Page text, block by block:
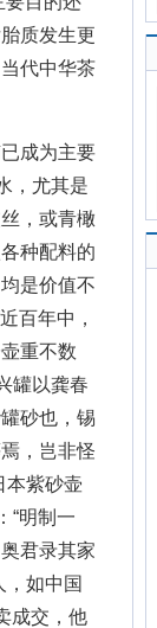
质发生更
代中华茶
成为主要
，尤其是
，或青橄
种配料的
是价值不
百年中，
重不数
罐以龚春
砂也，锡
，岂非怪
本紫砂壶
“明制一
君录其家
如中国
成交，他